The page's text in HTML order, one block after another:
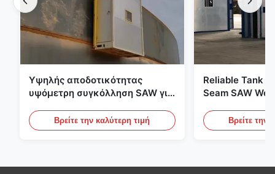
Υψηλής αποδοτικότητας
υψόμετρη συγκόλληση SAW για
δεξαμενώνΒρείτε την καλύτερη τιμή
Reliable Tank
Seam SAW
Βρείτε την